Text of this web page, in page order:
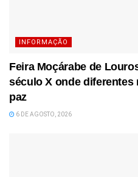
INFORMAÇÃO
Feira Moçárabe de
século X onde
paz
6 DE AGOSTO, 2026